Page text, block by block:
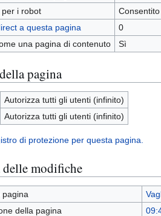
per i robot
Consentito
a questa pagina
0
una pagina di contenuto
Sì
pagina
Autorizza tutti gli utenti (infinito)
Autorizza tutti gli utenti (infinito)
di protezione per questa pagina.
modifiche
pagina
della pagina